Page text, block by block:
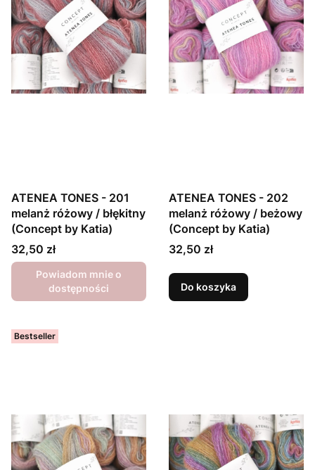
ATENEA TONES - 201
melanż różowy / błękitny
(Concept by Katia)
Cena
32,50 zł
Powiadom mnie o
dostępności
ATENEA TONES - 202
melanż różowy / beżowy
(Concept by Katia)
Cena
32,50 zł
Do koszyka
Bestseller